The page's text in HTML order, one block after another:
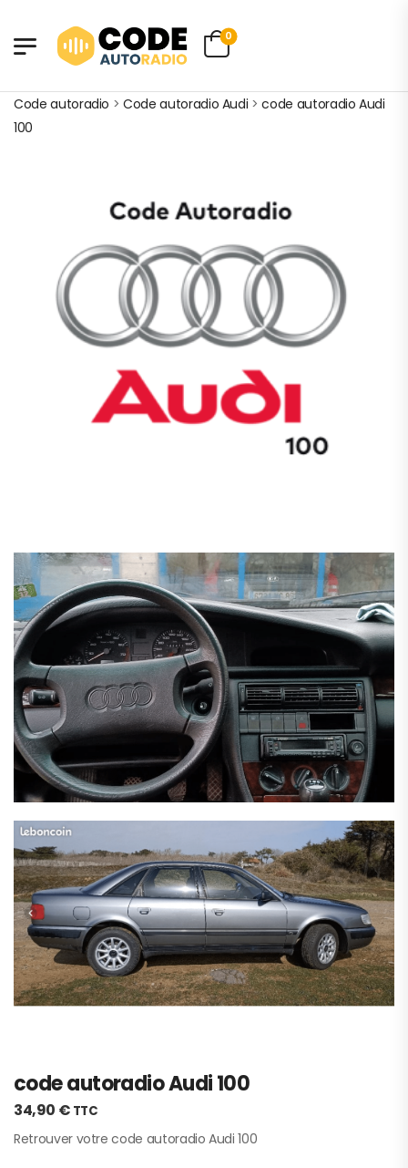
0
Code autoradio >Code autoradio Audi >code autoradio Audi
100
code autoradio Audi 100
34,90 € TTC
Retrouver votre code autoradio Audi 100